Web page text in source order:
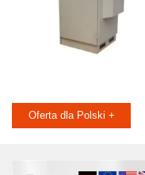
Oferta dla Polski +